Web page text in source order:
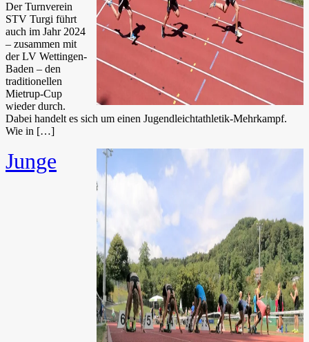
Der Turnverein
STV Turgi führt
auch im Jahr 2024
– zusammen mit
der LV Wettingen-
Baden – den
traditionellen
Mietrup-Cup
wieder durch.
Dabei handelt es sich um einen Jugendleichtathletik-Mehrkampf.
Wie in […]
Junge